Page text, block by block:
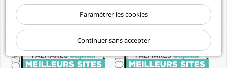
Paramétrer les cookies
Continuer sans accepter